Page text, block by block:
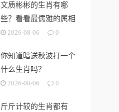
文质彬彬的生肖有哪
些？看看最儒雅的属相
是哪个！
2026-08-06 0
你知道暗送秋波打一个
什么生肖吗？
2026-08-06 0
斤斤计较的生肖都有